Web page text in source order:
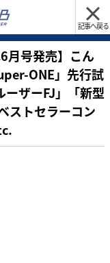
記事へ戻る
月号発売】こん
ONE」先行試
ザーFJ」「新型
ストセラーコン